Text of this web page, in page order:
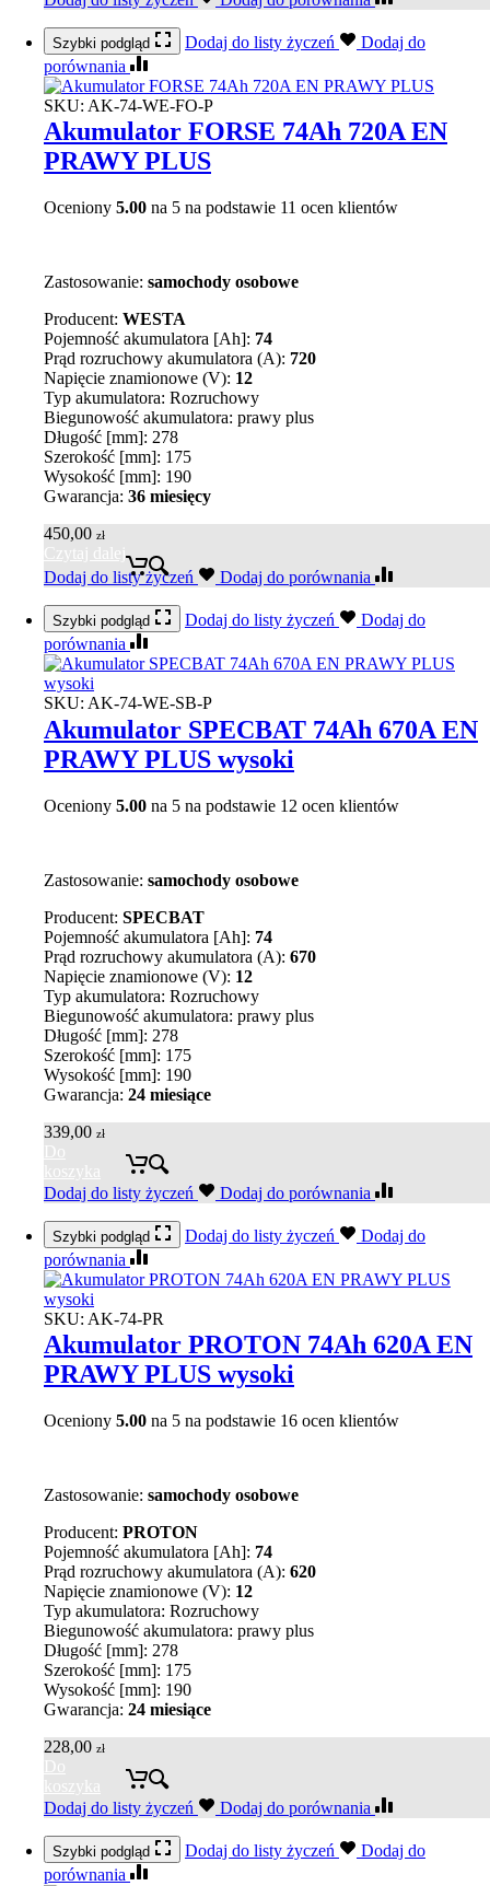
Szybki podgląd Dodaj do listy życzeń
Dodaj do
porównania
SKU: AK-74-WE-FO-P
Akumulator FORSE 74Ah 720A EN
PRAWY PLUS
Oceniony 5.00 na 5 na podstawie 11 ocen klientów
Zastosowanie: samochody osobowe
Producent: WESTA
Pojemność akumulatora [Ah]: 74
Prąd rozruchowy akumulatora (A): 720
Napięcie znamionowe (V): 12
Typ akumulatora: Rozruchowy
Biegunowość akumulatora: prawy plus
Długość [mm]: 278
Szerokość [mm]: 175
Wysokość [mm]: 190
Gwarancja: 36 miesięcy
450,00 zł
Czytaj dalej
Dodaj do listy życzeń
Dodaj do porównania
Szybki podgląd Dodaj do listy życzeń
Dodaj do
porównania
SKU: AK-74-WE-SB-P
Akumulator SPECBAT 74Ah 670A EN
PRAWY PLUS wysoki
Oceniony 5.00 na 5 na podstawie 12 ocen klientów
Zastosowanie: samochody osobowe
Producent: SPECBAT
Pojemność akumulatora [Ah]: 74
Prąd rozruchowy akumulatora (A): 670
Napięcie znamionowe (V): 12
Typ akumulatora: Rozruchowy
Biegunowość akumulatora: prawy plus
Długość [mm]: 278
Szerokość [mm]: 175
Wysokość [mm]: 190
Gwarancja: 24 miesiące
339,00 zł
Do
koszyka
Dodaj do listy życzeń
Dodaj do porównania
Szybki podgląd Dodaj do listy życzeń
Dodaj do
porównania
SKU: AK-74-PR
Akumulator PROTON 74Ah 620A EN
PRAWY PLUS wysoki
Oceniony 5.00 na 5 na podstawie 16 ocen klientów
Zastosowanie: samochody osobowe
Producent: PROTON
Pojemność akumulatora [Ah]: 74
Prąd rozruchowy akumulatora (A): 620
Napięcie znamionowe (V): 12
Typ akumulatora: Rozruchowy
Biegunowość akumulatora: prawy plus
Długość [mm]: 278
Szerokość [mm]: 175
Wysokość [mm]: 190
Gwarancja: 24 miesiące
228,00 zł
Do
koszyka
Dodaj do listy życzeń
Dodaj do porównania
Szybki podgląd Dodaj do listy życzeń
Dodaj do
porównania